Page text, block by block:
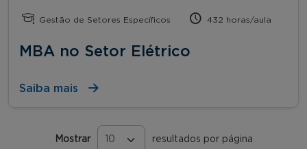
Gestão de Setores Específicos 432 horas/aula
MBA no Setor Elétrico
Saiba mais
Mostrar resultados por página